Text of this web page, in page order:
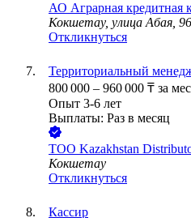
АО Аграрная кредитная
Кокшетау, улица Абая, 96
Откликнуться
Территориальный
800 000 – 960 000 ₸ за
Опыт 3-6 лет
Выплаты: Раз в месяц
ТОО Kazakhstan
Кокшетау
Откликнуться
Кассир